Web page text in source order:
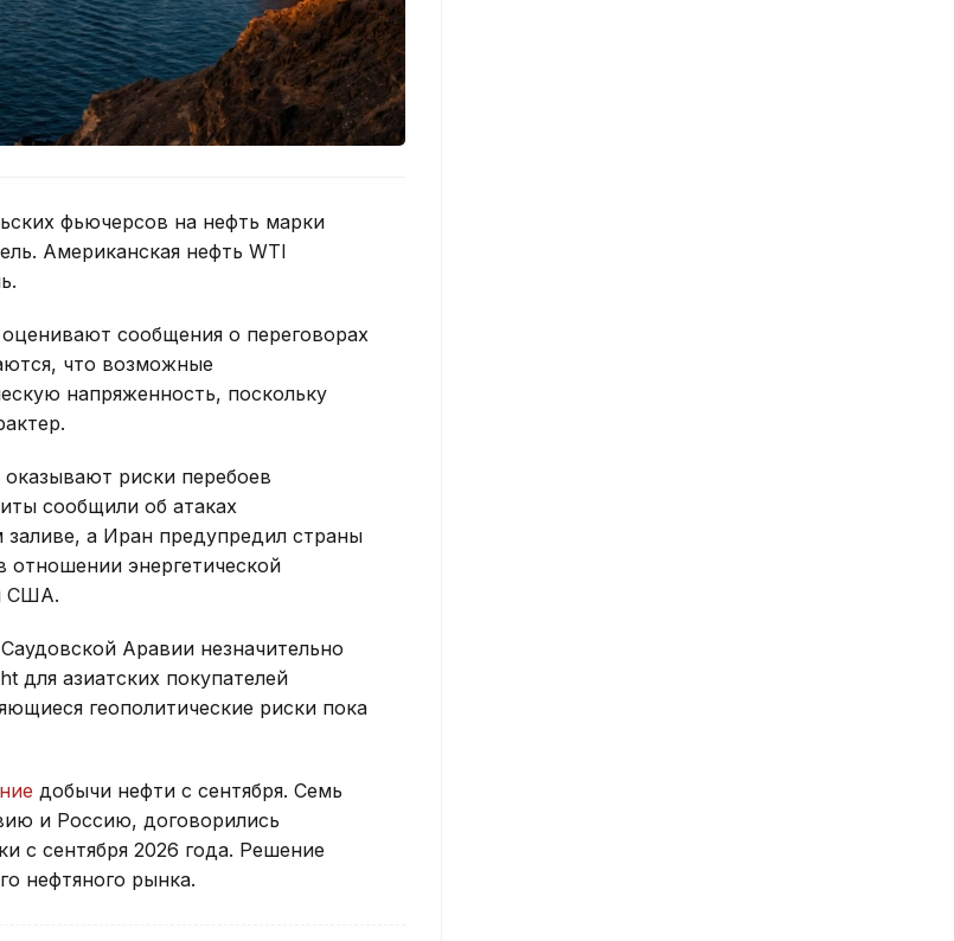
фьючерсов на нефть марки
Американская нефть WTI
сообщения о переговорах
что возможные
напряженность, поскольку
риски перебоев
сообщили об атаках
а Иран предупредил страны
энергетической
США.
Аравии незначительно
для азиатских покупателей
геополитические риски пока
добычи нефти с сентября. Семь
и Россию, договорились
с сентября 2026 года. Решение
нефтяного рынка.